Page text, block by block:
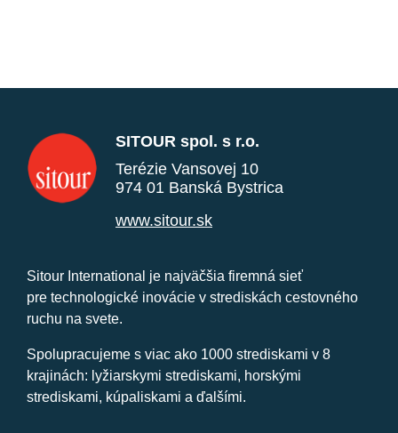
SITOUR spol. s r.o.
Terézie Vansovej 10
974 01 Banská Bystrica
www.sitour.sk
Sitour International je najväčšia firemná sieť
pre technologické inovácie v strediskách cestovného
ruchu na svete.
Spolupracujeme s viac ako 1000 strediskami v 8
krajinách: lyžiarskymi strediskami, horskými
strediskami, kúpaliskami a ďalšími.